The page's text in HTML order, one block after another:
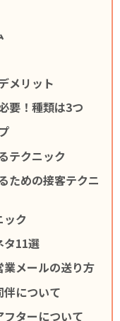
メリット
要！種類は3つ
テクニック
ための接客テクニ
ク
タ11選
メールの送り方
について
ターについて